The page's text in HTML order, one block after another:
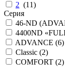
2 (11)
Серия
46-ND
4400ND
ADVANCE (6)
Classic (2)
COMFORT (2)